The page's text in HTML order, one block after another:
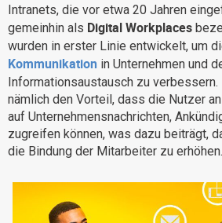
Plattform-Übersicht
Warum eXo
Internationalisierung
Mobil
Architektur
Sicherheit
Intranets, die vor etwa 20 Jahren
gemeinhin als Digital Workplaces
wurden in erster Linie entwickelt, um
Kommunikation in Unternehmen und
Informationsaustausch zu verbessern.
nämlich den Vorteil, dass die Nutzer
auf Unternehmensnachrichten,
zugreifen können, was dazu beiträgt,
die Bindung der Mitarbeiter zu erhöhen.